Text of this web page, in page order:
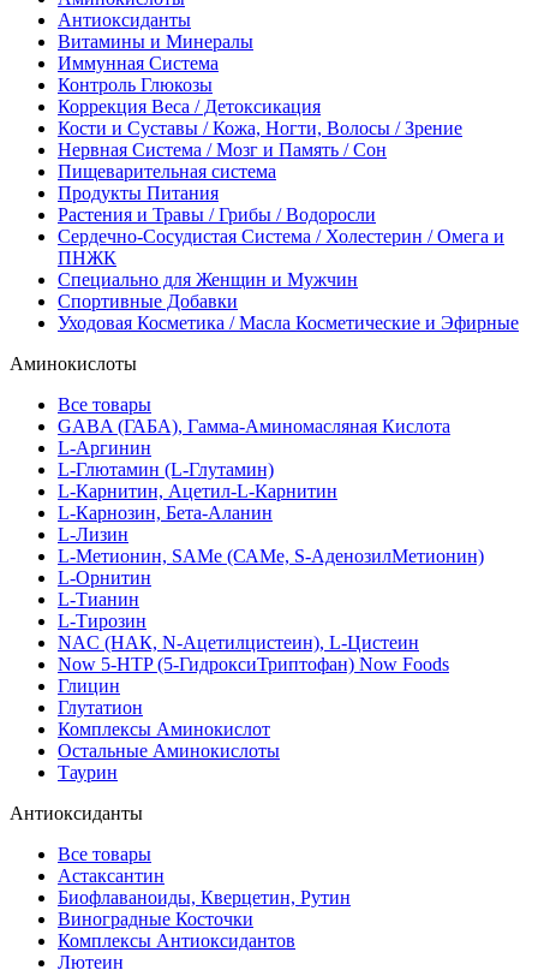
Антиоксиданты
Витамины и Минералы
Иммунная Система
Контроль Глюкозы
Коррекция Веса / Детоксикация
Кости и Суставы / Кожа, Ногти, Волосы / Зрение
Нервная Система / Мозг и Память / Сон
Пищеварительная система
Продукты Питания
Растения и Травы / Грибы / Водоросли
Сердечно-Сосудистая Система / Холестерин / Омега и
ПНЖК
Специально для Женщин и Мужчин
Спортивные Добавки
Уходовая Косметика / Масла Косметические и Эфирные
Аминокислоты
Все товары
GABA (ГАБА), Гамма-Аминомасляная Кислота
L-Аргинин
L-Глютамин (L-Глутамин)
L-Карнитин, Ацетил-L-Карнитин
L-Карнозин, Бета-Аланин
L-Лизин
L-Метионин, SAMe (САМе, S-АденозилМетионин)
L-Орнитин
L-Тианин
L-Тирозин
NAC (НАК, N-Ацетилцистеин), L-Цистеин
Now 5-HTP (5-ГидроксиТриптофан) Now Foods
Глицин
Глутатион
Комплексы Аминокислот
Остальные Аминокислоты
Таурин
Антиоксиданты
Все товары
Астаксантин
Биофлаваноиды, Кверцетин, Рутин
Виноградные Косточки
Комплексы Антиоксидантов
Лютеин